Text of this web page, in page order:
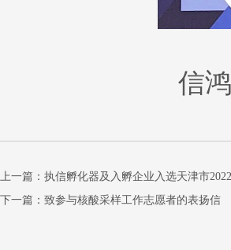
信
上一篇： 执信孵化器及入孵企业入选天津市
下一篇： 致参与核酸采样工作志愿者的表扬信